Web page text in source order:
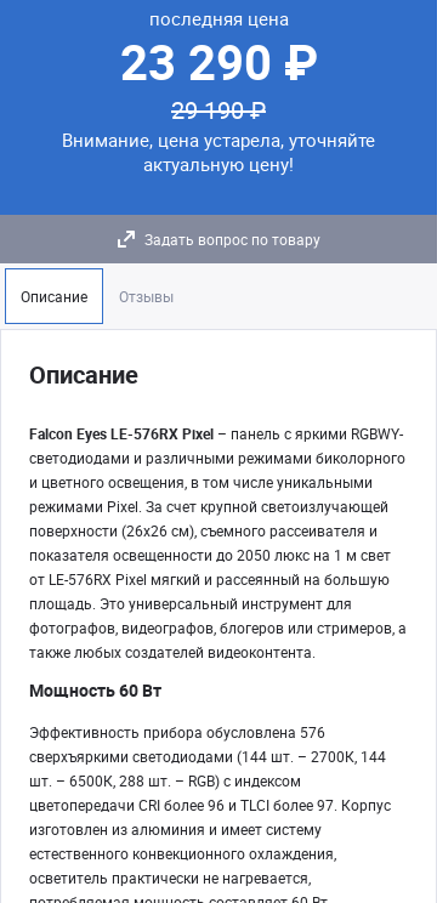
последняя цена
23 290 ₽
29 190 ₽
Внимание, цена устарела, уточняйте
актуальную цену!
Задать вопрос по товару
Описание Отзывы
Описание
Falcon Eyes LE-576RX Pixel – панель с яркими RGBWY-
светодиодами и различными режимами биколорного
и цветного освещения, в том числе уникальными
режимами Pixel. За счет крупной светоизлучающей
поверхности (26х26 см), съемного рассеивателя и
показателя освещенности до 2050 люкс на 1 м свет
от LE-576RX Pixel мягкий и рассеянный на большую
площадь. Это универсальный инструмент для
фотографов, видеографов, блогеров или стримеров, а
также любых создателей видеоконтента.
Мощность 60 Вт
Эффективность прибора обусловлена 576
сверхъяркими светодиодами (144 шт. – 2700К, 144
шт. – 6500К, 288 шт. – RGB) с индексом
цветопередачи CRI более 96 и TLCI более 97. Корпус
изготовлен из алюминия и имеет систему
естественного конвекционного охлаждения,
осветитель практически не нагревается,